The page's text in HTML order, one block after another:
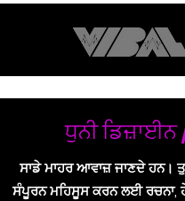
ਧੁਨੀ ਡਿਜ਼ਾਈਨ
ਸਾਡੇ ਮਾਹਰ ਆਵਾਜ਼ ਜਾਣਦੇ ਹਨ।
ਸੰਪੂਰਨ ਮਹਿਸੂਸ ਕਰਨ ਲਈ ਰਚਨਾ,